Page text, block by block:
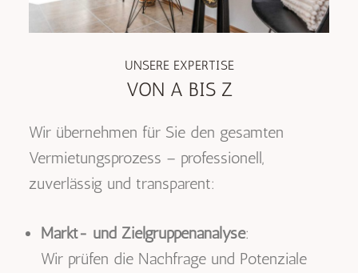
UNSERE EXPERTISE
VON A BIS Z
Wir übernehmen für Sie den gesamten
Vermietungsprozess – professionell,
zuverlässig und transparent:
Markt- und Zielgruppenanalyse:
Wir prüfen die Nachfrage und Potenziale